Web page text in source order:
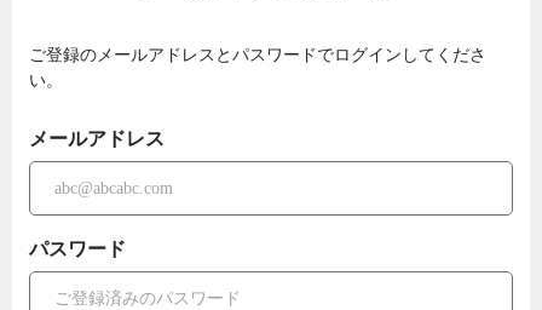
ご登録のメールアドレスとパスワードでログインしてくださ
い。
メールアドレス
パスワード